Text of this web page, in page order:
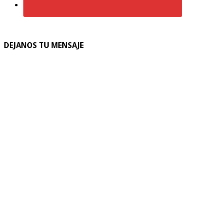
DEJANOS TU MENSAJE